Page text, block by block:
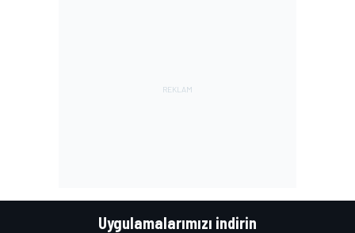
Uygulamalarımızı indirin